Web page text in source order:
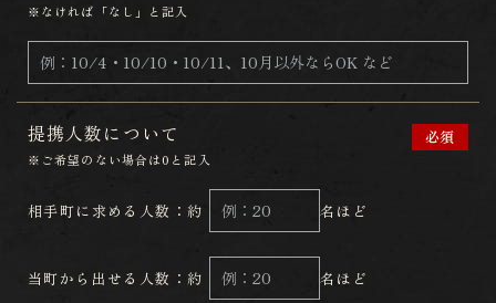
※なければ「なし」と記入
提携人数について
※ご希望のない場合は0と記入
必須
相手町に求める人数：約 名ほど
当町から出せる人数：約 名ほど